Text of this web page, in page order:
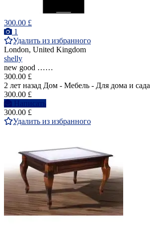
300.00 £
1
Удалить из избранного
London, United Kingdom
shelly
new good ……
300.00 £
2 лет назад Дом - Мебель - Для дома и сада
300.00 £
Написать
300.00 £
Удалить из избранного